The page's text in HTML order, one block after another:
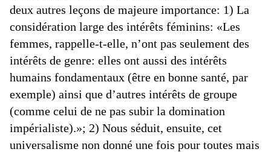
deux autres leçons de majeure importance: 1) La
considération large des intérêts féminins: «Les
femmes, rappelle-t-elle, n’ont pas seulement des
intérêts de genre: elles ont aussi des intérêts
humains fondamentaux (être en bonne santé, par
exemple) ainsi que d’autres intérêts de groupe
(comme celui de ne pas subir la domination
impérialiste).»; 2) Nous séduit, ensuite, cet
universalisme non donné une fois pour toutes mais